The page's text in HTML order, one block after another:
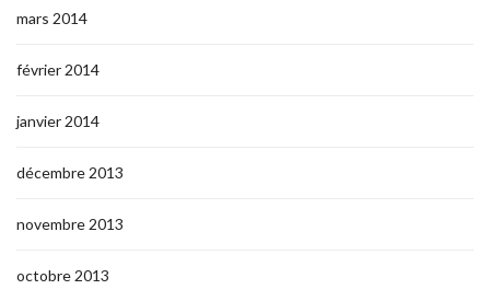
mars 2014
février 2014
janvier 2014
décembre 2013
novembre 2013
octobre 2013